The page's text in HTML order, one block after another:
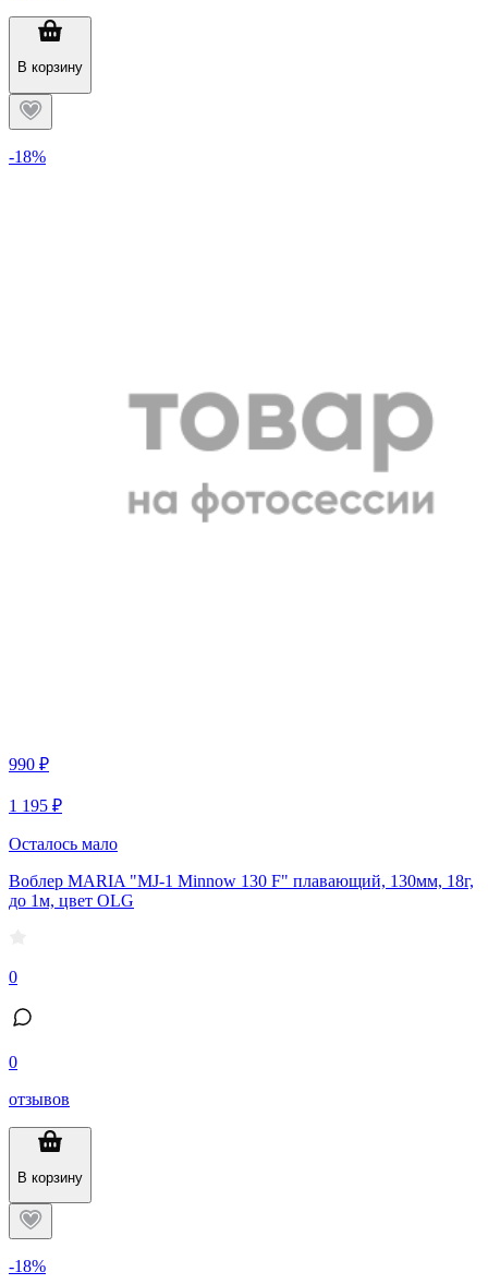
В корзину
-18%
990 ₽
1 195 ₽
Осталось мало
Воблер MARIA "MJ-1 Minnow 130 F" плавающий, 130мм, 18г,
до 1м, цвет OLG
0
0
отзывов
В корзину
-18%